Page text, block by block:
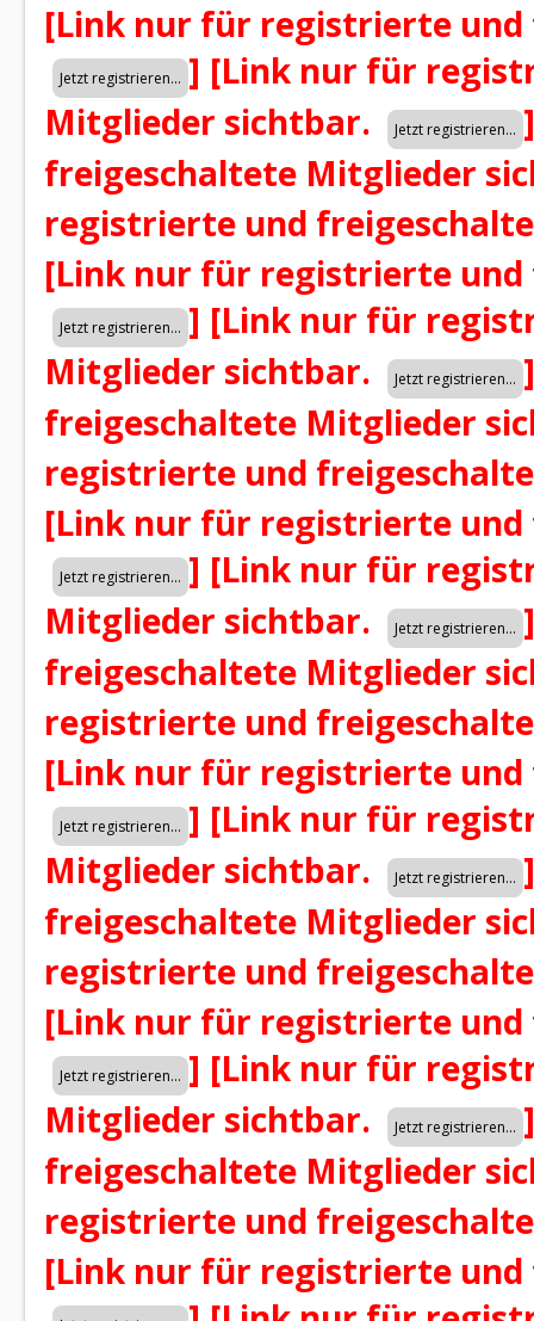
[Link nur für registrierte
] [Link nur für
Mitglieder sichtbar.
]
freigeschaltete Mitglieder
registrierte und
[Link nur für registrierte
] [Link nur für
Mitglieder sichtbar.
]
freigeschaltete Mitglieder
registrierte und
[Link nur für registrierte
] [Link nur für
Mitglieder sichtbar.
]
freigeschaltete Mitglieder
registrierte und
[Link nur für registrierte
] [Link nur für
Mitglieder sichtbar.
]
freigeschaltete Mitglieder
registrierte und
[Link nur für registrierte
] [Link nur für
Mitglieder sichtbar.
]
freigeschaltete Mitglieder
registrierte und
[Link nur für registrierte